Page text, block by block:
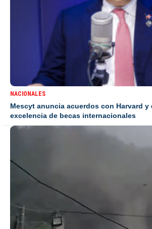
NACIONALES
Mescyt anuncia acuerdos con Harvard y
excelencia de becas internacionales